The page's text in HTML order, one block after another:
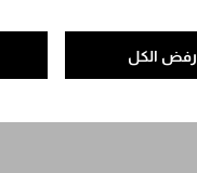
رفض الكل